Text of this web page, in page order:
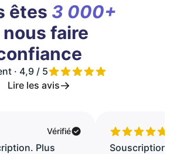
êtes 3 000+
nous faire
· 4,9 / 5
Lire les avis
Vérifié
Plus
Souscription